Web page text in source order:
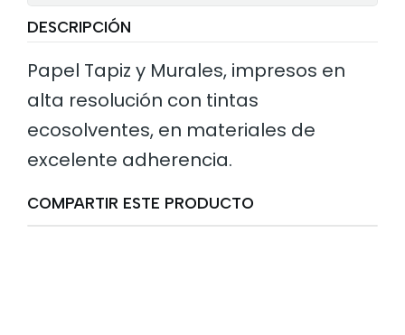
DESCRIPCIÓN
Papel Tapiz y Murales, impresos en
alta resolución con tintas
ecosolventes, en materiales de
excelente adherencia.
COMPARTIR ESTE PRODUCTO